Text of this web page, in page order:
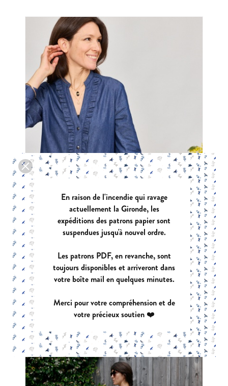
ARIZONA
PDF:12,90 €| POCHETTE: 17,90 €
En raison de l'incendie qui ravage
actuellement la Gironde, les
expéditions des patrons papier sont
suspendues jusqu'à nouvel ordre.
Les patrons PDF, en revanche, sont
toujours disponibles et arriveront dans
votre boîte mail en quelques minutes.
Merci pour votre compréhension et de
votre précieux soutien ❤️